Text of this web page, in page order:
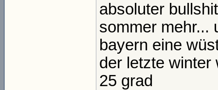
absoluter
sommer mehr...
bayern eine
der letzte winter
25 grad